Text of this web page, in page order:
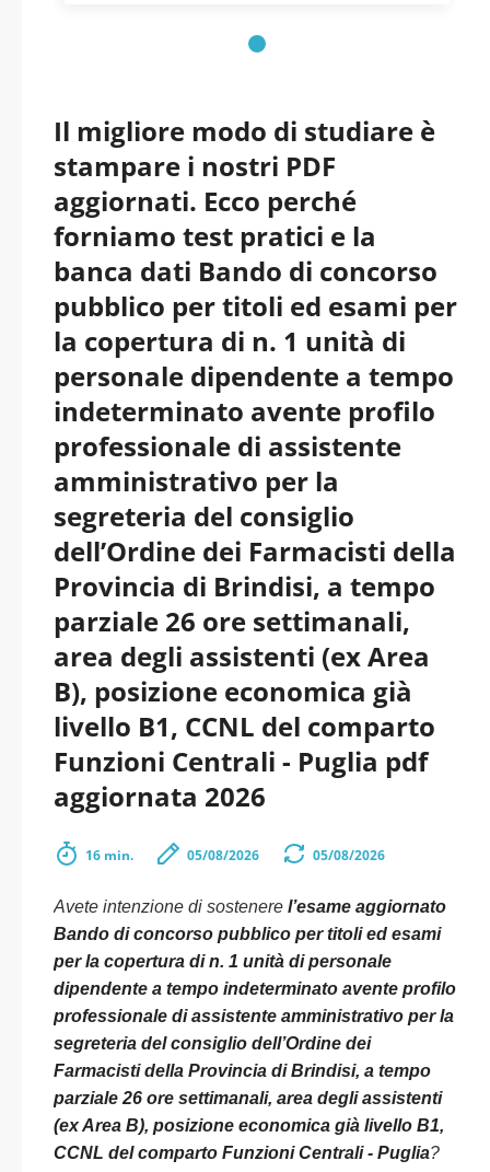
Centrali - Puglia pdf
aggiornati
Il migliore modo di studiare è
stampare i nostri PDF
aggiornati. Ecco perché
forniamo test pratici e la
banca dati Bando di concorso
pubblico per titoli ed esami per
la copertura di n. 1 unità di
personale dipendente a tempo
indeterminato avente profilo
professionale di assistente
amministrativo per la
segreteria del consiglio
dell’Ordine dei Farmacisti della
Provincia di Brindisi, a tempo
parziale 26 ore settimanali,
area degli assistenti (ex Area
B), posizione economica già
livello B1, CCNL del comparto
Funzioni Centrali - Puglia pdf
aggiornata 2026
16 min. 05/08/2026 05/08/2026
Avete intenzione di sostenere l’esame aggiornato
Bando di concorso pubblico per titoli ed esami
per la copertura di n. 1 unità di personale
dipendente a tempo indeterminato avente profilo
professionale di assistente amministrativo per la
segreteria del consiglio dell’Ordine dei
Farmacisti della Provincia di Brindisi, a tempo
parziale 26 ore settimanali, area degli assistenti
(ex Area B), posizione economica già livello B1,
CCNL del comparto Funzioni Centrali - Puglia?